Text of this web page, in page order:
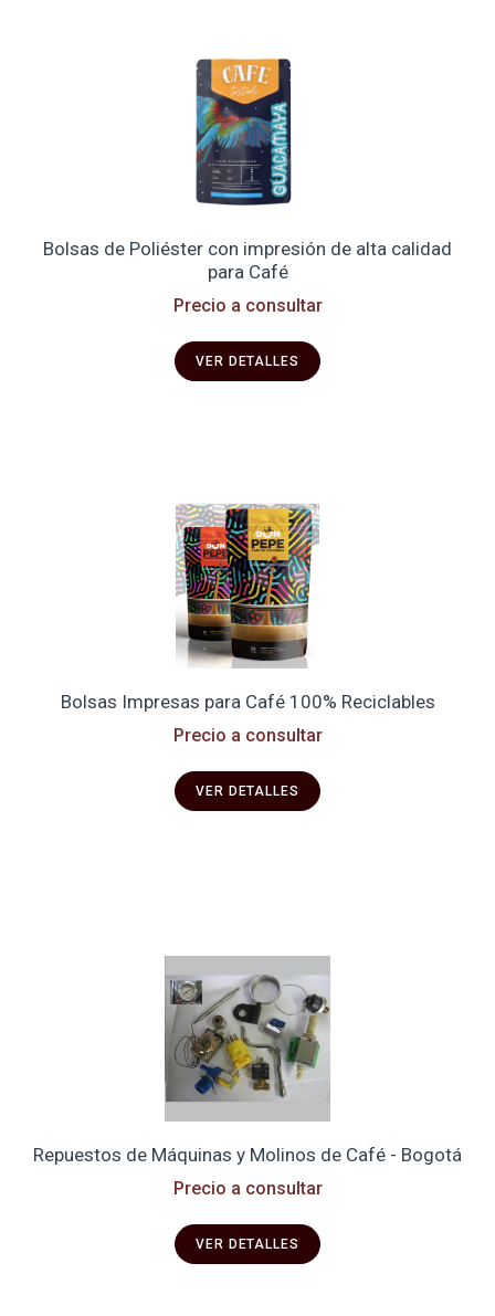
Bolsas de Poliéster con impresión de alta calidad
para Café
Precio a consultar
VER DETALLES
Bolsas Impresas para Café 100% Reciclables
Precio a consultar
VER DETALLES
Repuestos de Máquinas y Molinos de Café - Bogotá
Precio a consultar
VER DETALLES